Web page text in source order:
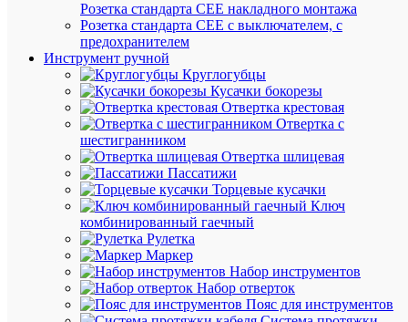
Розетка стандарта СЕЕ накладного монтажа
Розетка стандарта СЕЕ с выключателем, с
предохранителем
Инструмент ручной
Круглогубцы
Кусачки бокорезы
Отвертка крестовая
Отвертка с
шестигранником
Отвертка шлицевая
Пассатижи
Торцевые кусачки
Ключ
комбинированный гаечный
Рулетка
Маркер
Набор инструментов
Набор отверток
Пояс для инструментов
В
Быстрый